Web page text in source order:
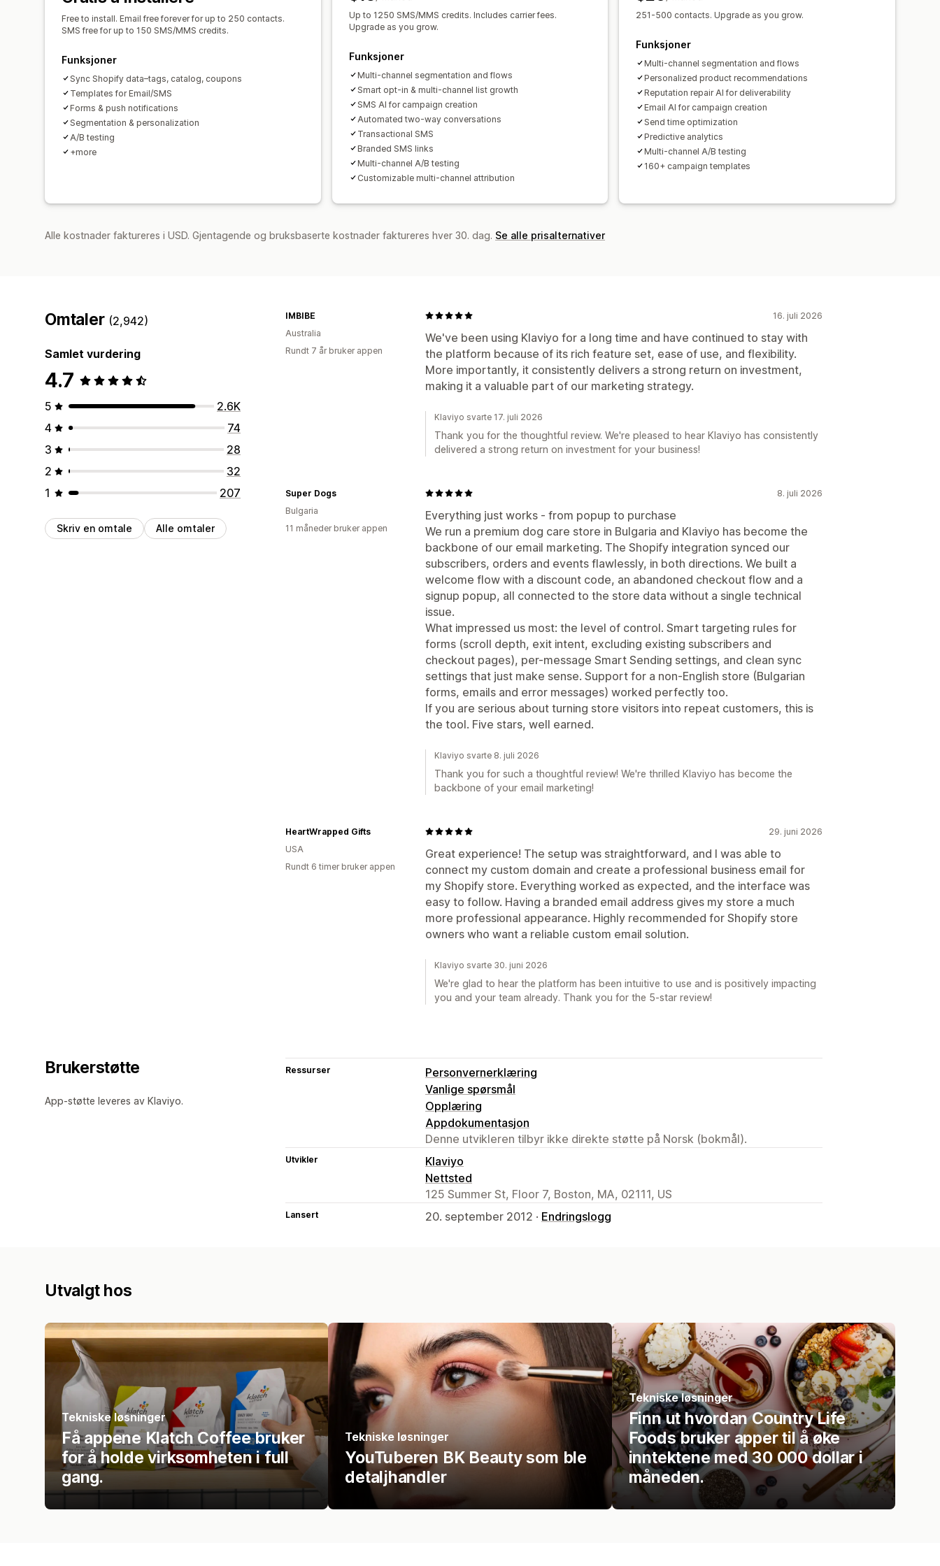
Import og eksport
Utløsere og regler Automasjoner
Målretting Geolokalisering Segmentering Tagging Sporing
Rapportering
A/B-testing API-er og webhooker
Free to install. Email free forever for up to 250 contacts.
SMS free for up to 150 SMS/MMS credits.
Funksjoner
Sync Shopify data–tags, catalog, coupons
Templates for Email/SMS
Forms & push notifications
Segmentation & personalization
A/B testing
+more
Up to 1250 SMS/MMS credits. Includes carrier fees.
Upgrade as you grow.
Funksjoner
Multi-channel segmentation and flows
Smart opt-in & multi-channel list growth
SMS AI for campaign creation
Automated two-way conversations
Transactional SMS
Branded SMS links
Multi-channel A/B testing
Customizable multi-channel attribution
251-500 contacts. Upgrade as you grow.
Funksjoner
Multi-channel segmentation and flows
Personalized product recommendations
Reputation repair AI for deliverability
Email AI for campaign creation
Send time optimization
Predictive analytics
Multi-channel A/B testing
160+ campaign templates
Alle kostnader faktureres i USD. Gjentagende og bruksbaserte kostnader faktureres hver 30. dag. Se alle prisalternativer
Omtaler (2,942)
Samlet vurdering
4.7
5
2.6K
4
74
3
28
2
32
1
207
Skriv en omtale Alle omtaler
16. juli 2026
We've been using Klaviyo for a long time and have continued to stay with
the platform because of its rich feature set, ease of use, and flexibility.
More importantly, it consistently delivers a strong return on investment,
making it a valuable part of our marketing strategy.
IMBIBE
Australia
Rundt 7 år bruker appen
Klaviyo svarte 17. juli 2026
Thank you for the thoughtful review. We're pleased to hear Klaviyo has consistently
delivered a strong return on investment for your business!
8. juli 2026
Everything just works - from popup to purchase
We run a premium dog care store in Bulgaria and Klaviyo has become the
backbone of our email marketing. The Shopify integration synced our
subscribers, orders and events flawlessly, in both directions. We built a
welcome flow with a discount code, an abandoned checkout flow and a
signup popup, all connected to the store data without a single technical
issue.
What impressed us most: the level of control. Smart targeting rules for
forms (scroll depth, exit intent, excluding existing subscribers and
checkout pages), per-message Smart Sending settings, and clean sync
settings that just make sense. Support for a non-English store (Bulgarian
forms, emails and error messages) worked perfectly too.
If you are serious about turning store visitors into repeat customers, this is
the tool. Five stars, well earned.
Super Dogs
Bulgaria
11 måneder bruker appen
Klaviyo svarte 8. juli 2026
Thank you for such a thoughtful review! We're thrilled Klaviyo has become the
backbone of your email marketing!
29. juni 2026
Great experience! The setup was straightforward, and I was able to
connect my custom domain and create a professional business email for
my Shopify store. Everything worked as expected, and the interface was
easy to follow. Having a branded email address gives my store a much
more professional appearance. Highly recommended for Shopify store
owners who want a reliable custom email solution.
HeartWrapped Gifts
USA
Rundt 6 timer bruker appen
Klaviyo svarte 30. juni 2026
We're glad to hear the platform has been intuitive to use and is positively impacting
you and your team already. Thank you for the 5-star review!
Brukerstøtte
App-støtte leveres av Klaviyo.
Ressurser
Personvernerklæring
Vanlige spørsmål
Opplæring
Appdokumentasjon
Denne utvikleren tilbyr ikke direkte støtte på Norsk (bokmål).
Utvikler
Klaviyo
Nettsted
125 Summer St, Floor 7, Boston, MA, 02111, US
Lansert 20. september 2012 · Endringslogg
Utvalgt hos
Tekniske løsninger
Få appene Klatch Coffee bruker
for å holde virksomheten i full
gang.
Tekniske løsninger
YouTuberen BK Beauty som ble
detaljhandler
Tekniske løsninger
Finn ut hvordan Country Life
Foods bruker apper til å øke
inntektene med 30 000 dollar i
måneden.